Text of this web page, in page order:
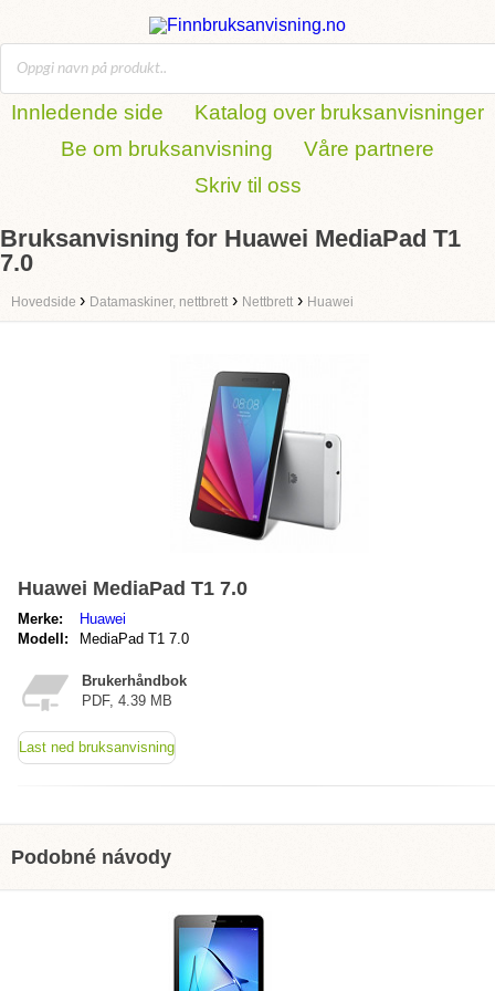
Innledende side
Katalog over bruksanvisninger
Be om bruksanvisning
Våre partnere
Skriv til oss
Bruksanvisning for Huawei MediaPad T1
7.0
Hovedside › Datamaskiner, nettbrett › Nettbrett › Huawei
Huawei MediaPad T1 7.0
Merke:
Huawei
Modell:
MediaPad T1 7.0
Brukerhåndbok
PDF, 4.39 MB
Last ned bruksanvisning
Podobné návody